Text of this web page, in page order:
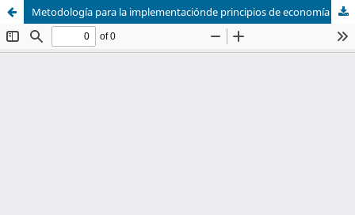
Metodología para la implementaciónde principios de economía circular en laconstrucción de proyectos de vivienda deinterés social en Bogotá, D.C.